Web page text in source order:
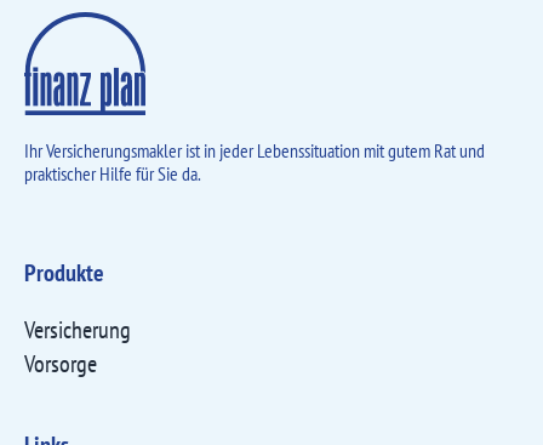
Ihr Versicherungsmakler ist in jeder Lebens­situation mit gutem Rat und
praktischer Hilfe für Sie da.
Produkte
Versicherung
Vorsorge